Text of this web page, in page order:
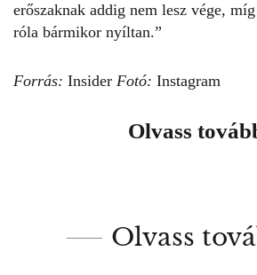
erőszaknak addig nem lesz vége,
róla bármikor nyíltan.”
Forrás: Insider Fotó: Instagram
Olvass
Olvass